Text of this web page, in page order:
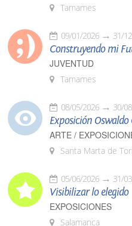
Tamames
09/01/2026 31/
Construyendo mi
JUVENTUD
Tamames
08/05/2026 30/
Exposición
ARTE /
Santa Marta de
05/06/2026 31/
Visibilizar lo elegido
EXPOSICIONES
Salamanca